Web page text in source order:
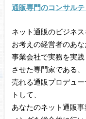
通販専門のコンサル
ネット通販のビジネ
お考えの経営者のあ
事業会社で実務を実
させた専門家である、
売れる通販プロデュ
トして、
あなたのネット通販